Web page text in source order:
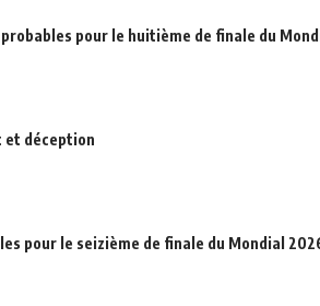
pour le huitième de finale du
et déception
pour le seizième de finale du Mondial